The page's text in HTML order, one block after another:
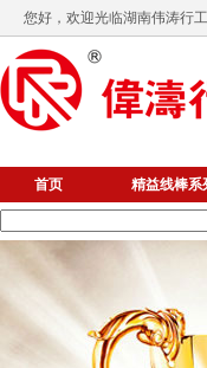
您好，欢迎光临湖南伟涛行
首页 精益线棒系